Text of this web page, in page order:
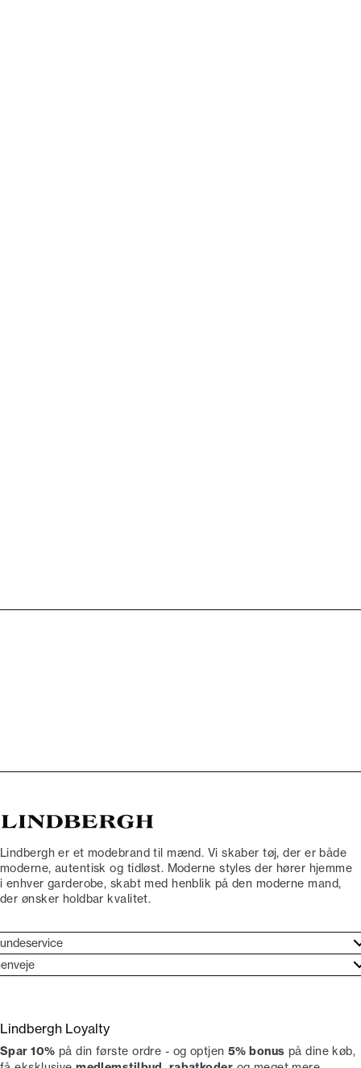
Lindbergh er et modebrand til mænd. Vi skaber tøj, der er både
moderne, autentisk og tidløst. Moderne styles der hører hjemme
i enhver garderobe, skabt med henblik på den moderne mand,
der ønsker holdbar kvalitet.
dit køb
Lindbergh Ambassadør
Lindbergh Loyalty
Spar 10% på din første ordre - og optjen 5% bonus på dine køb,